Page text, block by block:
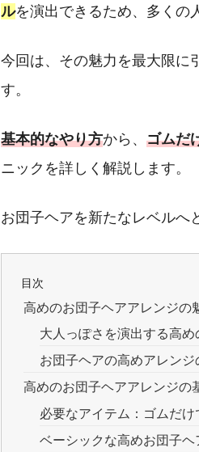
ルを演出できるため、多くの
今回は、その魅力を最大限に
す。
基本的なやり方から、 ゴムだ
ニックを詳しく解説します。
お団子ヘアを新たなレベルへ
目次
高めのお団子ヘアアレンジの
大人っぽさを演出する高
お団子ヘアの高めアレン
高めのお団子ヘアアレンジの
必要なアイテム：ゴムだけ
ベーシックな高めお団子ヘ